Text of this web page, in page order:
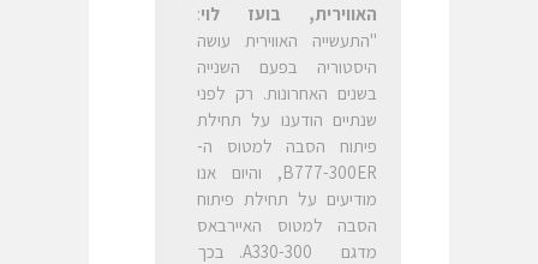
האווירית, בועז לוי:
"התעשייה האווירית עושה
היסטוריה בפעם השנייה
בשנים האחרונות. רק לפני
שנתיים הודענו על תחילת
פיתוח הסבה למטוס ה-
B777-300ER, והיום אנו
מודיעים על תחילת פיתוח
הסבה למטוס האיירבאס
מדגם A330-300. בכך